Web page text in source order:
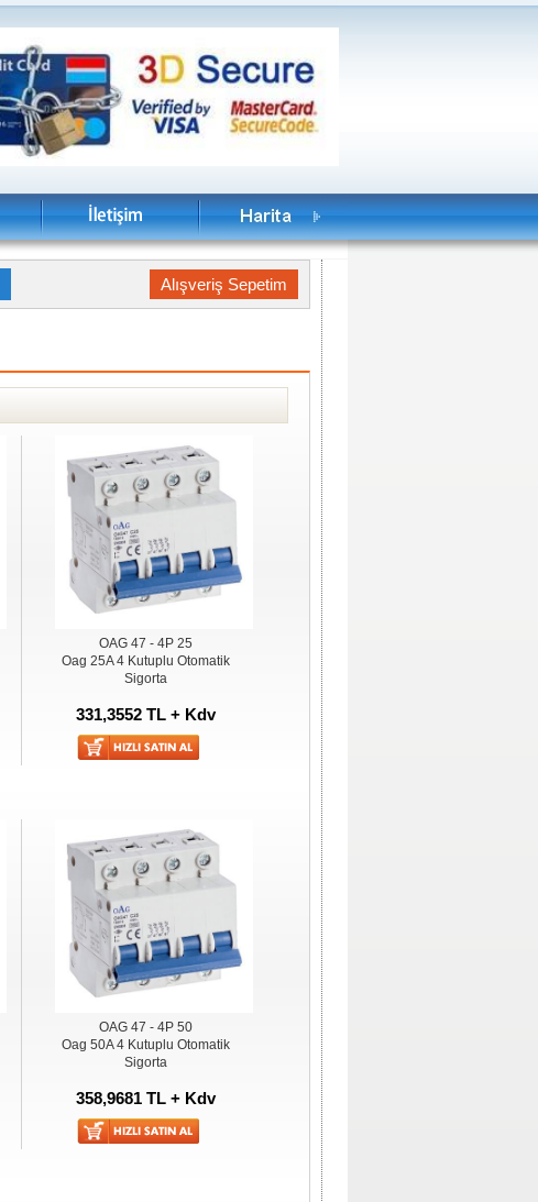
Alışveriş Sepetim
OAG 47 - 4P 25
Oag 25A 4 Kutuplu Otomatik
Sigorta
331,3552 TL + Kdv
OAG 47 - 4P 50
Oag 50A 4 Kutuplu Otomatik
Sigorta
358,9681 TL + Kdv